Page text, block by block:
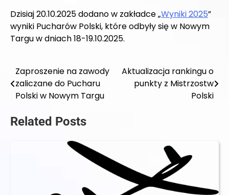
Dzisiaj 20.10.2025 dodano w zakładce „Wyniki 2025”
wyniki Pucharów Polski, które odbyły się w Nowym
Targu w dniach 18-19.10.2025.
Nawigacja
wpisu
Zaproszenie na zawody
zaliczane do Pucharu
Polski w Nowym Targu
Aktualizacja rankingu o
punkty z Mistrzostw
Polski
Related Posts